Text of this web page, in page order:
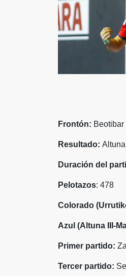
Frontón: Beotibar
Resultado:
Duración del
Pelotazos: 478
Colorado
Azul (Altuna III-
Primer partido:
Tercer partido: